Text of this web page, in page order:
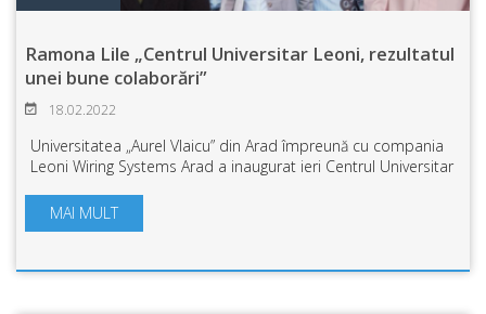
Ramona Lile „Centrul Universitar Leoni, rezultatul
unei bune colaborări”
18.02.2022
Universitatea „Aurel Vlaicu” din Arad împreună cu compania
Leoni Wiring Systems Arad a inaugurat ieri Centrul Universitar
Compania Leoni a pre...
MAI MULT